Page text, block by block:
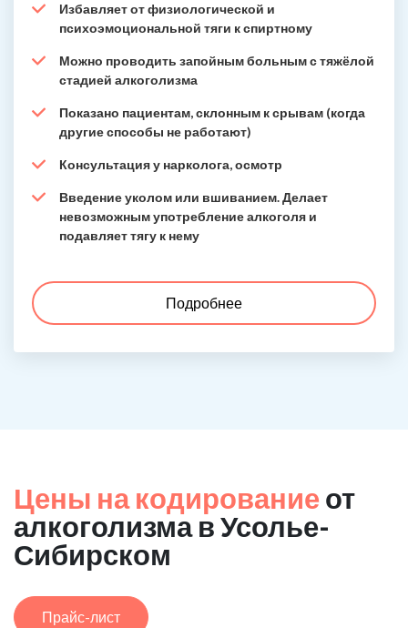
Избавляет от физиологической и
психоэмоциональной тяги к спиртному
Можно проводить запойным больным с тяжёлой
стадией алкоголизма
Показано пациентам, склонным к срывам (когда
другие способы не работают)
Консультация у нарколога, осмотр
Введение уколом или вшиванием. Делает
невозможным употребление алкоголя и
подавляет тягу к нему
Подробнее
Цены на кодирование от
алкоголизма в Усолье-
Сибирском
Прайс-лист